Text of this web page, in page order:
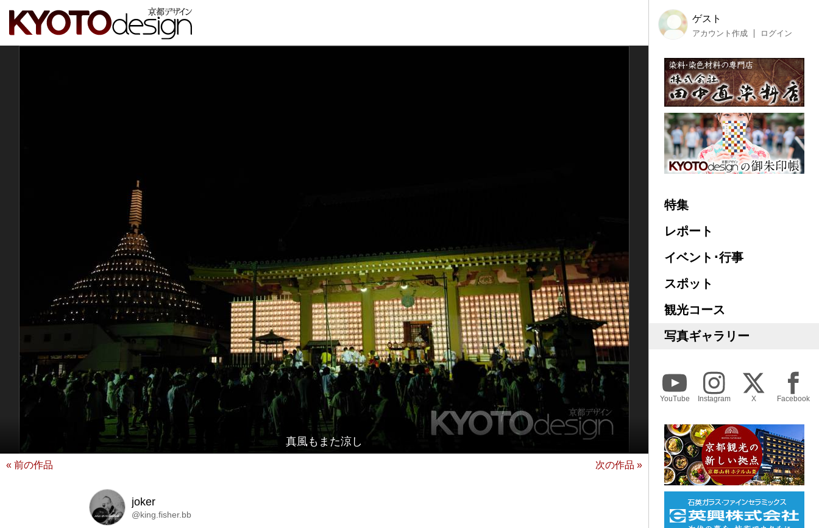
真風もまた涼し
« 前の作品 次の作品 »
joker
@king.fisher.bb
ゲスト
アカウント作成 ログイン
特集
レポート
イベント･行事
スポット
観光コース
写真ギャラリー
YouTube Instagram X Facebook